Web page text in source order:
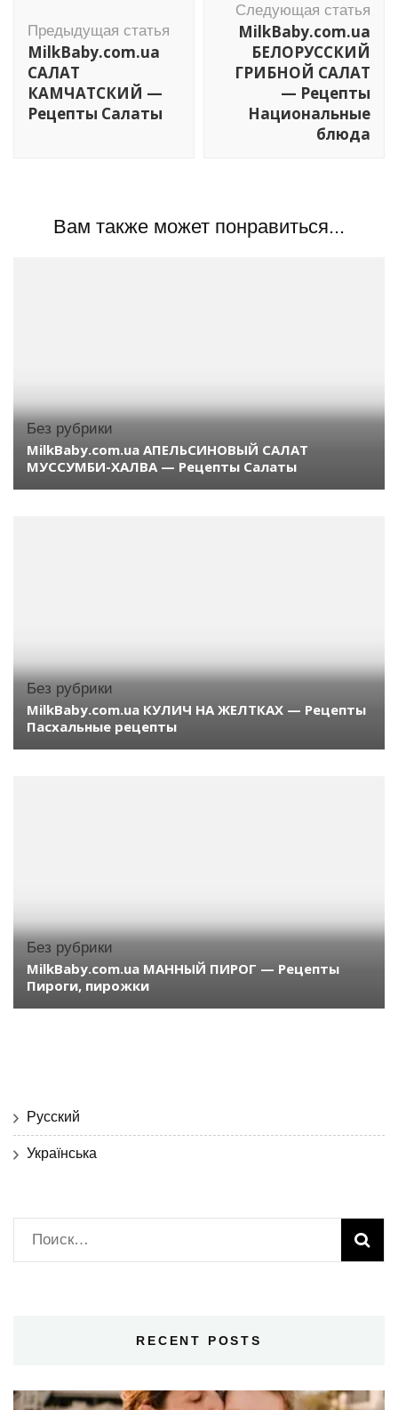
по
записям
Предыдущая статья
MilkBaby.com.ua
САЛАТ
КАМЧАТСКИЙ —
Рецепты Салаты
Следующая статья
MilkBaby.com.ua
БЕЛОРУССКИЙ
ГРИБНОЙ САЛАТ
— Рецепты
Национальные
блюда
Вам также может понравиться...
Без рубрики
MilkBaby.com.ua АПЕЛЬСИНОВЫЙ САЛАТ
МУССУМБИ-ХАЛВА — Рецепты Салаты
Без рубрики
MilkBaby.com.ua КУЛИЧ НА ЖЕЛТКАХ — Рецепты
Пасхальные рецепты
Без рубрики
MilkBaby.com.ua МАННЫЙ ПИРОГ — Рецепты
Пироги, пирожки
Русский
Українська
Найти:
RECENT POSTS